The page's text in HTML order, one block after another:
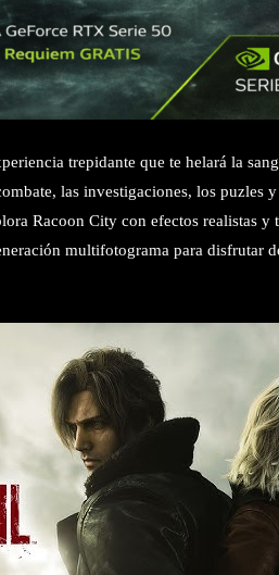
trepidante que te helará la
las investigaciones, los puzles
Racoon City con efectos realistas y
multifotograma para disfrutar